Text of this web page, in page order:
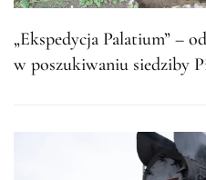
„Ekspedycja Palatium” –
w poszukiwaniu siedziby